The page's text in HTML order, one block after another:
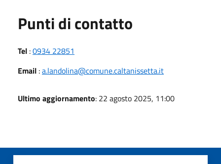
Punti di contatto
Tel :0934 22851
Email :a.landolina@comune.caltanissetta.it
Ultimo aggiornamento: 22 agosto 2025, 11:00